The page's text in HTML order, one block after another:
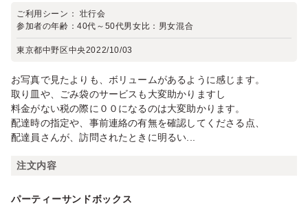
ご利用シーン： 壮行会
参加者の年齢：40代～50代男女比： 男女混合
東京都中野区中央2022/10/03
お写真で見たよりも、ボリュームがあるように感じます。
取り皿や、ごみ袋のサービスも大変助かりますし
料金がない税の際に００になるのは大変助かります。
配達時の指定や、事前連絡の有無を確認してくださる点、
配達員さんが、訪問されたときに明るい...
注文内容
パーティーサンドボックス